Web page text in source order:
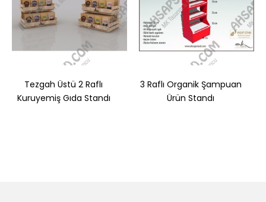
Tezgah Üstü 2 Raflı
Kuruyemiş Gıda Standı
3 Raflı Organik Şampuan
Ürün Standı